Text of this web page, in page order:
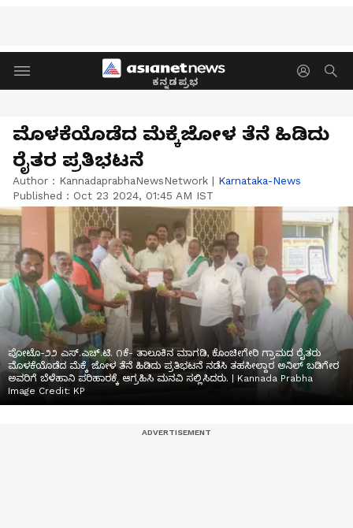
ಕನ್ನಡಪ್ರಭ
ಮೊಳಕೆಯೊಡೆದ ಮೆಕ್ಕೆಜೋಳ ತೆನೆ ಹಿಡಿದು
ರೈತರ ಪ್ರತಿಭಟನೆ
Author : KannadaprabhaNewsNetwork | Karnataka-News
Published : Oct 23 2024, 01:45 AM IST
ಪೋಟೊ-೨೨ ಎಸ್.ಎಚ್.ಟಿ. ೧ಕೆ- ತಾಲೂಕಿನ ಮಾಗಡಿ, ಕೊಂಚೀಗೇರಿ ಗ್ರಾಮದ ರೈತರು
ಮೊಳಕೆಯೊಡೆದ ಮೆಕ್ಕೆ ಜೋಳ ತೆನೆ ಹಿಡಿದು ಪ್ರತಿಭಟನೆ ನಡೆಸಿ ತಹಸೀಲ್ದಾರ ಅನಿಲ್ ಬಡಿಗೇರ
ಅವರಿಗೆ ಬೆಳೆಹಾನಿ ಪರಿಹಾರಕ್ಕೆ ಆಗ್ರಹಿಸಿ ಮನವಿ ಸಲ್ಲಿಸಿದರು. | Kannada Prabha
Image Credit: KP